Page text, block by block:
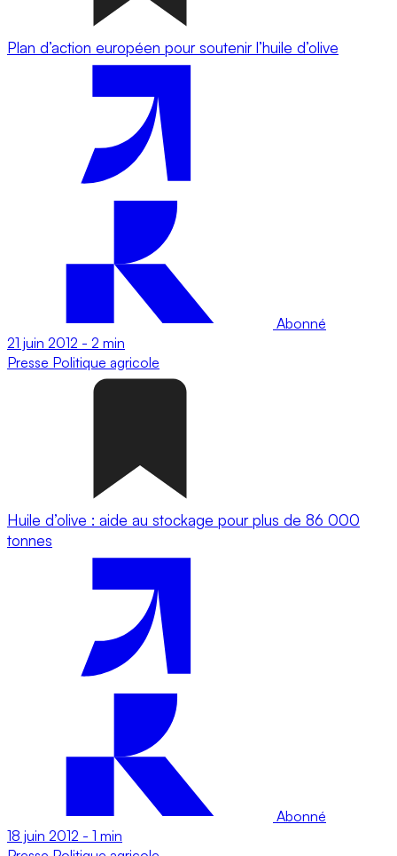
Plan d’action européen pour soutenir l’huile d’olive
Abonné
21 juin 2012 - 2 min
Presse Politique agricole
Huile d’olive : aide au stockage pour plus de 86 000
tonnes
Abonné
18 juin 2012 - 1 min